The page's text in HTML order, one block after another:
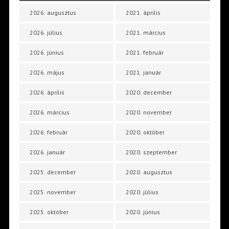
2026. augusztus
2026. július
2026. június
2026. május
2026. április
2026. március
2026. február
2026. január
2025. december
2025. november
2025. október
2021. április
2021. március
2021. február
2021. január
2020. december
2020. november
2020. október
2020. szeptember
2020. augusztus
2020. július
2020. június